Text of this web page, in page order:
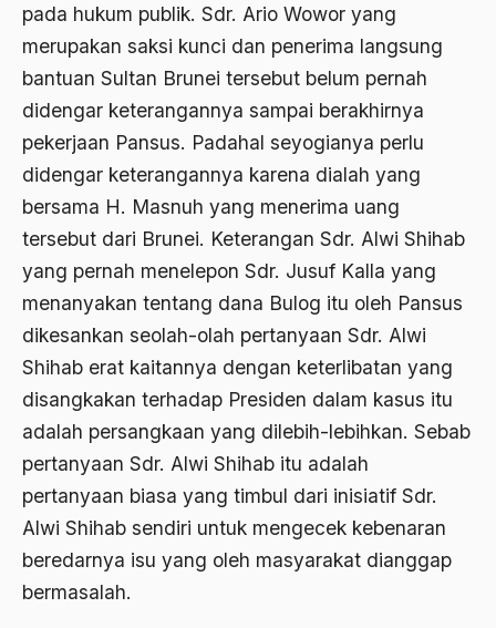
pada hukum publik. Sdr. Ario Wowor yang
merupakan saksi kunci dan penerima langsung
bantuan Sultan Brunei tersebut belum pernah
didengar keterangannya sampai berakhirnya
pekerjaan Pansus. Padahal seyogianya perlu
didengar keterangannya karena dialah yang
bersama H. Masnuh yang menerima uang
tersebut dari Brunei. Keterangan Sdr. Alwi Shihab
yang pernah menelepon Sdr. Jusuf Kalla yang
menanyakan tentang dana Bulog itu oleh Pansus
dikesankan seolah-olah pertanyaan Sdr. Alwi
Shihab erat kaitannya dengan keterlibatan yang
disangkakan terhadap Presiden dalam kasus itu
adalah persangkaan yang dilebih-lebihkan. Sebab
pertanyaan Sdr. Alwi Shihab itu adalah
pertanyaan biasa yang timbul dari inisiatif Sdr.
Alwi Shihab sendiri untuk mengecek kebenaran
beredarnya isu yang oleh masyarakat dianggap
bermasalah.
Birokrat
Birokrat Islam
Birokratis
birokratisasi
Bis Kota
bis PPD
bisri syansuri
BJ. Habibie
BLBI
Blitzkrieg
Bobot Sangkaan
Bom
bom bali
bom borobudur